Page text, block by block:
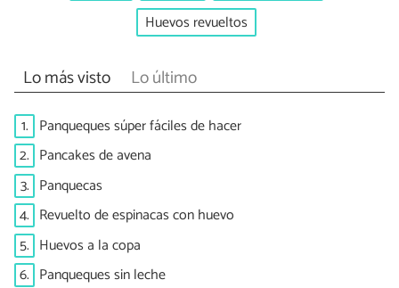
Huevos revueltos
Lo más visto Lo último
1. Panqueques súper fáciles de hacer
2. Pancakes de avena
3. Panquecas
4. Revuelto de espinacas con huevo
5. Huevos a la copa
6. Panqueques sin leche